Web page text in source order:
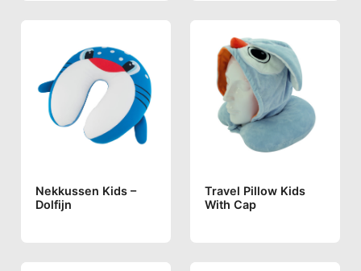
Nekkussen Kids –
Dolfijn
Travel Pillow Kids
With Cap